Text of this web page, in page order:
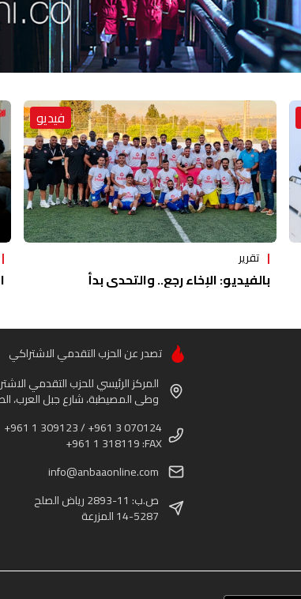
فيديو
تقرير
بالفيديو: الإخاء رجع.. والتحدي بدأ
تصدر عن الحزب التقدمي الاشتراكي
المركز الرئيسي للحزب التقدمي
وطى المصيطبة، شارع جبل العرب،
+961 1 309123 / +961 3 070124
+961 1 318119 :FAX
info@anbaaonline.com
ص.ب: 11-2893 رياض الصلح
14-5287 المزرعة